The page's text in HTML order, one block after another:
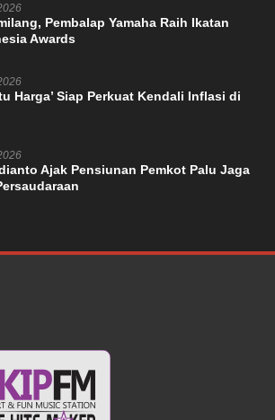
Pembalap Yamaha Raih Ikatan
Awards
Harga’ Siap Perkuat Kendali Inflasi di
Ajak Pensiunan Pemkot Palu Jaga